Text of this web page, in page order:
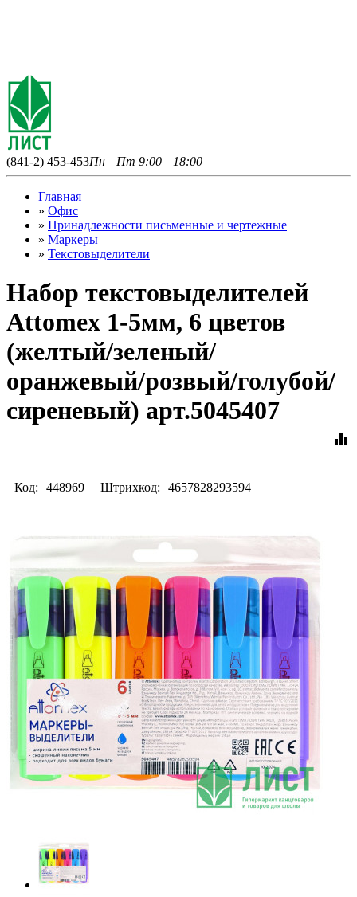
(841-2) 453-453Пн—Пт 9:00—18:00
Главная
» Офис
» Принадлежности письменные и чертежные
» Маркеры
» Текстовыделители
Набор текстовыделителей
Attomex 1-5мм, 6 цветов
(желтый/зеленый/
оранжевый/розвый/голубой/
сиреневый) арт.5045407
equalizer
Код: 448969 Штрихкод: 4657828293594